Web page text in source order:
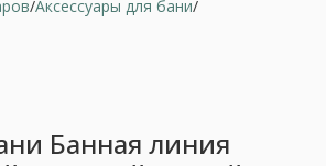
Аксессуары для бани
Банная линия